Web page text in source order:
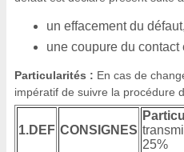
un effacement du défaut,
une coupure du contact
Particularités : En cas de
impératif de suivre la procédure
1.DEF CONSIGNES
25%